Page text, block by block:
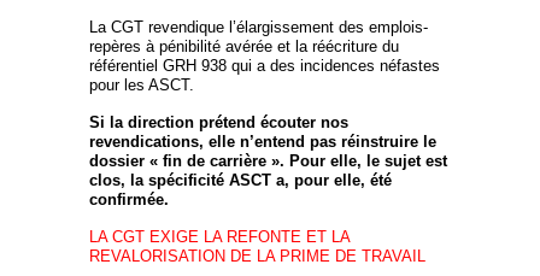
La CGT revendique l’élargissement des emplois-
repères à pénibilité avérée et la réécriture du
référentiel GRH 938 qui a des incidences néfastes
pour les ASCT.
Si la direction prétend écouter nos
revendications, elle n’entend pas réinstruire le
dossier « fin de carrière ». Pour elle, le sujet est
clos, la spécificité ASCT a, pour elle, été
confirmée.
LA CGT EXIGE LA REFONTE ET LA
REVALORISATION DE LA PRIME DE TRAVAIL